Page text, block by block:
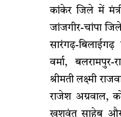
कांकेर जिले में
जांजगीर-चांपा
सारंगढ़-
वर्मा,
श्रीमती लक्ष्मी
राजेश अग्रवाल,
खुशवंत साहेब और